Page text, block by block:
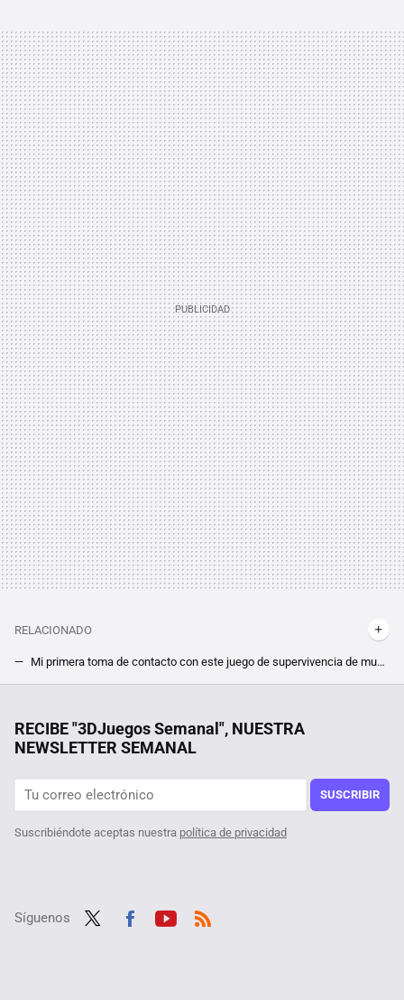
RELACIONADO
Mi primera toma de contacto con este juego de supervivencia de mundo abierto me deja con dudas, pero aún puede remontar. Mis primeras horas en Nested Lands
Este RPG de fantasía oscura se adelantó a su tiempo en muchos aspectos, y está gratis en Game Pass o tirado de precio en Steam
RECIBE "3DJuegos Semanal", NUESTRA
NEWSLETTER SEMANAL
SUSCRIBIR
Suscribiéndote aceptas nuestra política de privacidad
Síguenos